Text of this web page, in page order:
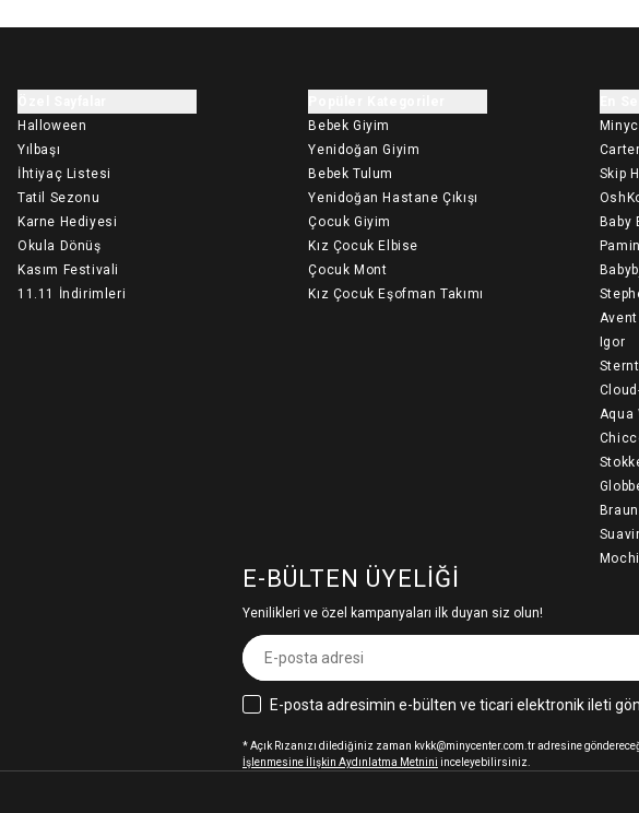
Halloween
Yılbaşı
İhtiyaç Listesi
Tatil Sezonu
Karne Hediyesi
Okula Dönüş
Kasım Festivali
11.11 İndirimleri
Bebek Giyim
Yenidoğan Giyim
Bebek Tulum
Yenidoğan Hastane Çıkışı
Çocuk Giyim
Kız Çocuk Elbise
Çocuk Mont
Kız Çocuk Eşofman Takımı
Skip
Baby
Avent
Igor
Aqua
Braun
Mochi
E-BÜLTEN ÜYELIĞI
Yenilikleri ve özel kampanyaları ilk duyan siz olun!
E-posta adresimin e-bülten ve ticari elektronik ileti
* Açık Rızanızı dilediğiniz zaman kvkk@minycenter.com.tr adresine
İşlenmesine İlişkin Aydınlatma Metnini inceleyebilirsiniz.